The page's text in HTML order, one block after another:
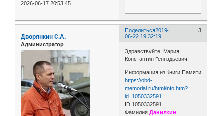
2026-06-17 20:53:45
Поделиться 3
2019-
06-22 19:32:19
Дворянкин С.А.
Администратор
Здравствуйте, Мария,
Константин Геннадьевич!
Информация из Книги Памяти
https://obd-
memorial.ru/html/info.htm?
id=1050332591 :
ID 1050332591
ФамилияДанилкин